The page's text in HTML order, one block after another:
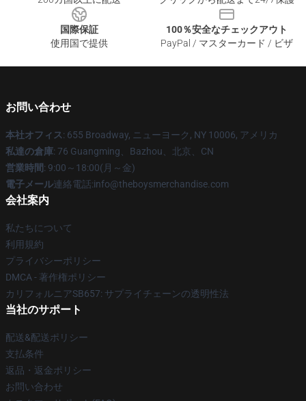
国際保証
使用国で提供
100％安全なチェックアウト
PayPal / マスターカード / ビザ
お問い合わせ
本社オフィス: 655 Broadway, ニューヨーク, NY 10006, アメリカ
私達の倉庫: 76 Guangming、Bazhou、北京、CN
営業時間: 9:00～18:00(月～金)
電子メール連絡電話:info@theboysmerchandise.com
会社案内
私たちについて
利用規約
プライバシーポリシー
DMCA - 著作権ポリシー
カリフォルニアSB657: サプライチェーンの透明性法
当社のサポート
配送&配送ポリシー
支払条件
返品・返金ポリシー
お問い合わせ